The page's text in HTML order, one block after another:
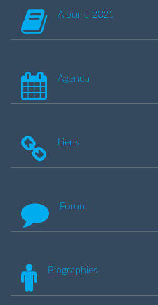
Albums 2021
Agenda
Liens
Forum
Biographies